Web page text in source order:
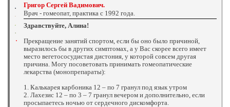
Григор Сергей Вадимович.
Врач - гомеопат, практика с 1992 года.
Здравствуйте, Алина!
Прекращение занятий спортом, если бы оно было причиной,
выразилось бы в других симптомах, а у Вас скорее всего имеет
место вегетососудистая дистония, у которой совсем другая
причина. Могу посоветовать принимать гомеопатические
лекарства (монопрепараты):
1. Калькарея карбоника 12 – по 7 гранул под язык утром
2. Лахезис 12 – по 3 – 7 гранул вечером и дополнительно, если
просыпаетесь ночью от сердечного дискомфорта.